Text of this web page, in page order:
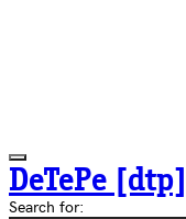
DeTePe [dtp]
Search for: